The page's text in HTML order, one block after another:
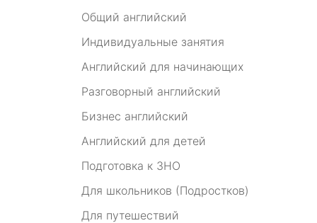
Общий английский
Индивидуальные занятия
Английский для начинающих
Разговорный английский
Бизнес английский
Английский для детей
Подготовка к ЗНО
Для школьников (Подростков)
Для путешествий